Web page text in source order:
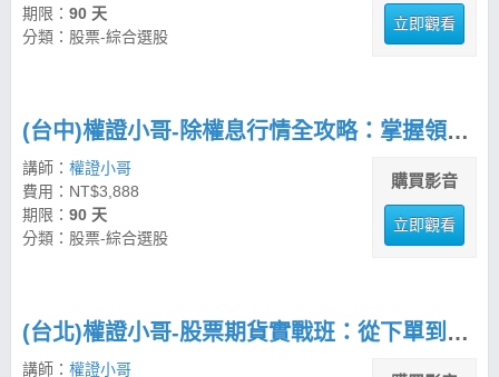
期限： 90 天
分類：股票-綜合選股
立即觀看
(台中)權證小哥-除權息行情全攻略：掌握領息與價差的實戰策略
講師： 權證小哥
費用：NT$3,888
期限： 90 天
分類：股票-綜合選股
購買影音
立即觀看
(台北)權證小哥-股票期貨實戰班：從下單到多空佈局全攻略
講師： 權證小哥